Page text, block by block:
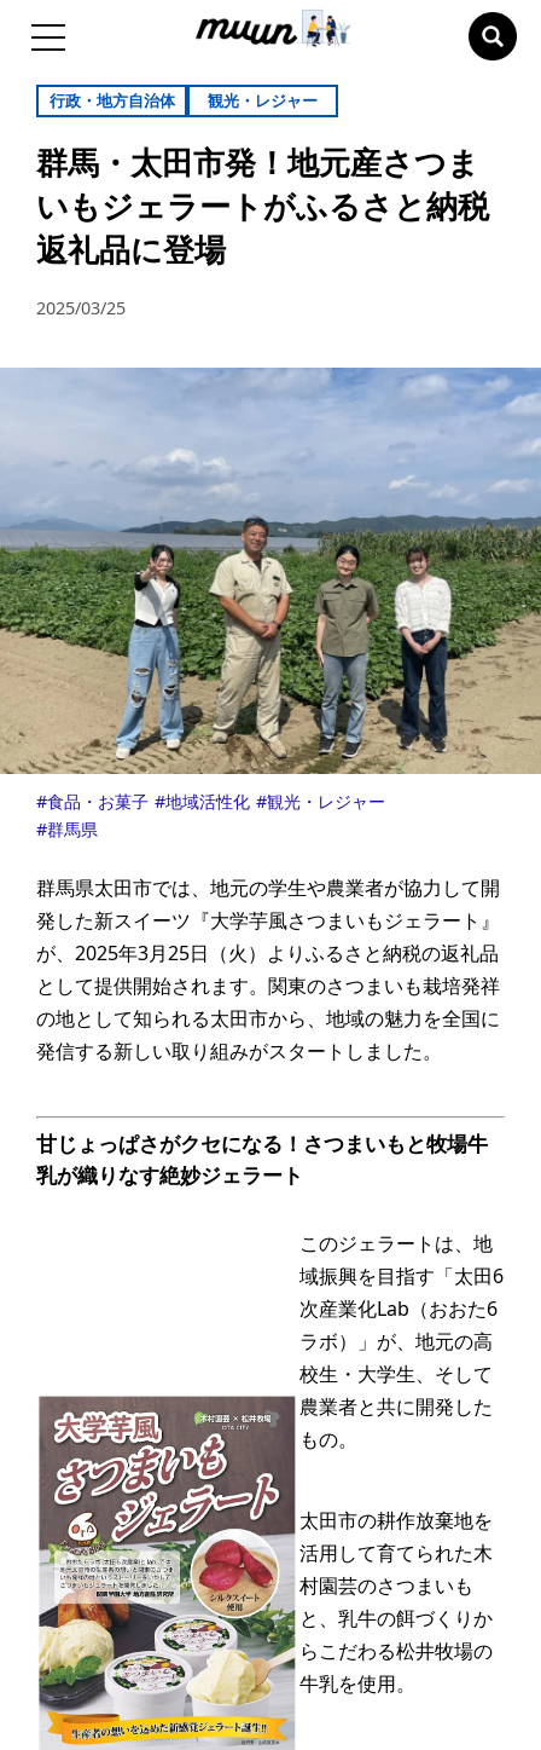
行政・地方自治体 観光・レジャー
群馬・太田市発！地元産さつま
いもジェラートがふるさと納税
返礼品に登場
2025/03/25
食品・お菓子 地域活性化
観光・レジャー
群馬県
群馬県太田市では、地元の学生や農業者が協力して開
発した新スイーツ『大学芋風さつまいもジェラート』
が、2025年3月25日（火）よりふるさと納税の返礼品
として提供開始されます。関東のさつまいも栽培発祥
の地として知られる太田市から、地域の魅力を全国に
発信する新しい取り組みがスタートしました。
甘じょっぱさがクセになる！さつまいもと牧場牛
乳が織りなす絶妙ジェラート
このジェラートは、地
域振興を目指す「太田6
次産業化Lab（おおた6
ラボ）」が、地元の高
校生・大学生、そして
農業者と共に開発した
もの。
太田市の耕作放棄地を
活用して育てられた木
村園芸のさつまいも
と、乳牛の餌づくりか
らこだわる松井牧場の
牛乳を使用。